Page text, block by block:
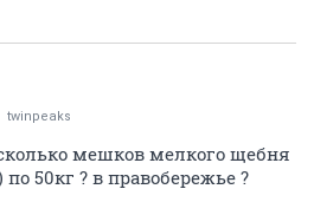
twinpeaks
мешков мелкого щебня
50кг ? в правобережье ?